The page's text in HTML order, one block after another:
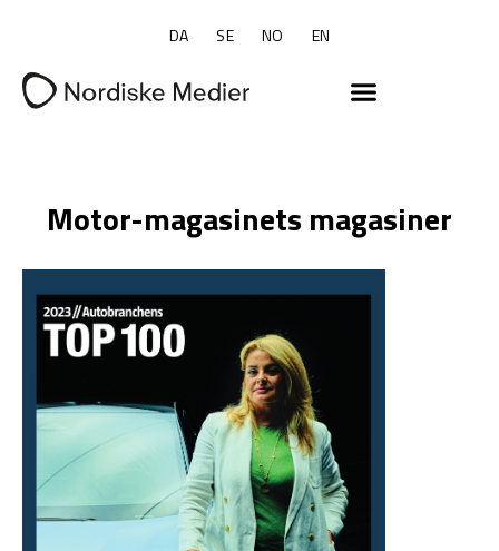
DA SE NO EN
Motor-magasinets magasiner